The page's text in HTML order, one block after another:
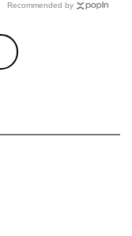
Recommended by